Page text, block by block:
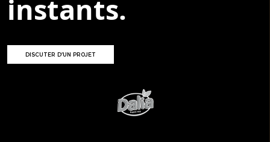
instants.
DISCUTER D'UN PROJET